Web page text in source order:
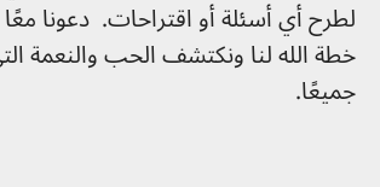
لطرح أي أسئلة أو اقتراحات. دعونا
خطة الله لنا ونكتشف الحب والنعمة
جميعًا.